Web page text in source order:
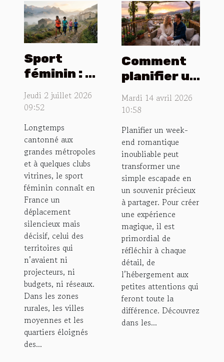
Sport
féminin : le
territoires
Jeudi 2 juillet 2026
09:52
Longtemps
cantonné aux
grandes métropoles
et à quelques clubs
vitrines, le sport
féminin connaît en
France un
déplacement
silencieux mais
décisif, celui des
territoires qui
n’avaient ni
projecteurs, ni
budgets, ni réseaux.
Dans les zones
rurales, les villes
moyennes et les
quartiers éloignés
des...
Comment
planifier un
week-end
romantique
?
Mardi 14 avril 2026
10:58
Planifier un week-
end romantique
inoubliable peut
transformer une
simple escapade en
un souvenir précieux
à partager. Pour créer
une expérience
magique, il est
primordial de
réfléchir à chaque
détail, de
l’hébergement aux
petites attentions qui
feront toute la
différence. Découvrez
dans les...